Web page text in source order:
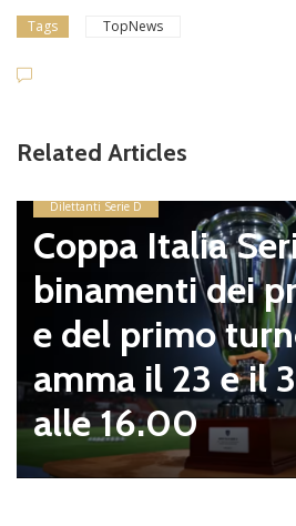
Tags TopNews
Related Articles
Serie D, gli ab
dei preliminari
turno in progr
e il 30 agosto